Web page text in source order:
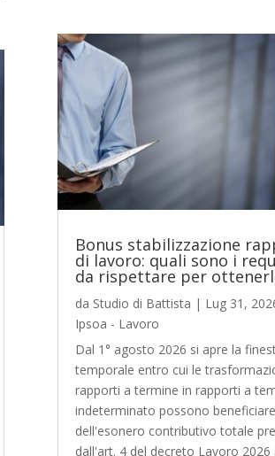
Bonus stabilizzazione
di lavoro: quali sono i
da rispettare per
da Studio di Battista | Lug 31,
Ipsoa - Lavoro
Dal 1° agosto 2026 si apre la
temporale entro cui le
rapporti a termine in rapporti a
indeterminato possono beneficiare
dell'esonero contributivo totale
dall'art. 4 del decreto Lavoro 2026